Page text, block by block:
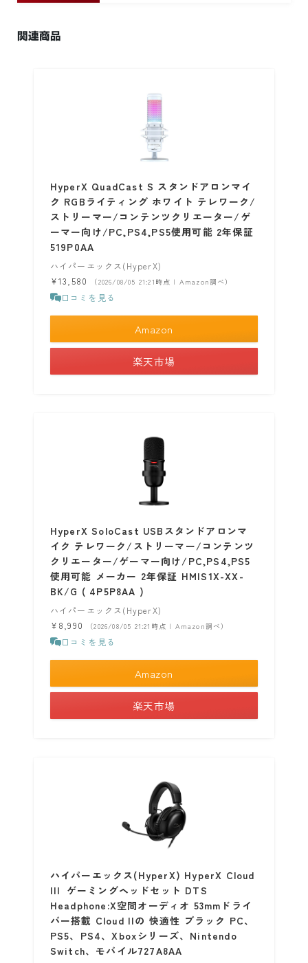
関連商品
HyperX QuadCast S スタンドアロンマイ
ク RGBライティング ホワイト テレワーク/
ストリーマー/コンテンツクリエーター/ゲ
ーマー向け/PC,PS4,PS5使用可能 2年保証
519P0AA
ハイパーエックス(HyperX)
¥13,580
（2026/08/05 21:21時点 | Amazon調べ）
口コミを見る
Amazon
楽天市場
HyperX SoloCast USBスタンドアロンマ
イク テレワーク/ストリーマー/コンテンツ
クリエーター/ゲーマー向け/PC,PS4,PS5
使用可能 メーカー 2年保証 HMIS1X-XX-
BK/G ( 4P5P8AA )
ハイパーエックス(HyperX)
¥8,990
（2026/08/05 21:21時点 | Amazon調べ）
口コミを見る
Amazon
楽天市場
ハイパーエックス(HyperX) HyperX Cloud
III ゲーミングヘッドセット DTS
Headphone:X空間オーディオ 53mmドライ
バー搭載 Cloud IIの 快適性 ブラック PC、
PS5、PS4、Xboxシリーズ、Nintendo
Switch、モバイル727A8AA